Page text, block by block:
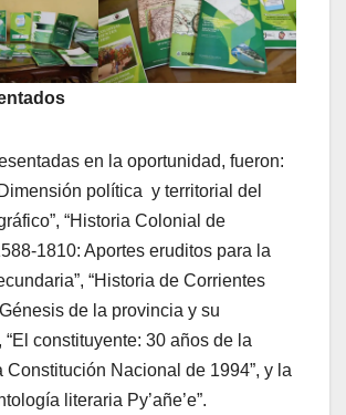
en la oportunidad, fueron:
política y territorial del
“Historia Colonial de
1810: Aportes eruditos para la
“Historia de Corrientes
de la provincia y su
“El constituyente: 30 años de la
Constitución Nacional de 1994”, y la
literaria Py’añe’e”.